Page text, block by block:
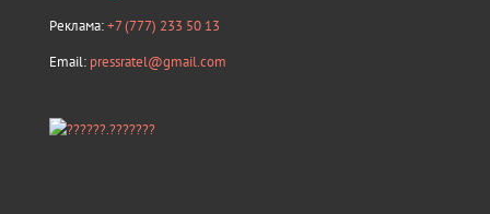
Реклама:+7 (777) 233 50 13
Email: pressratel@gmail.com